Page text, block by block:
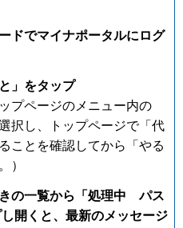
ドでマイナポータルにログ
」をタップ
プページのメニュー内の
択し、トップページで「代
ことを確認してから「やる
）
きの一覧から「処理中 パス
開くと、最新のメッセージ